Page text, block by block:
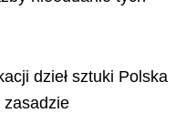
dzieł sztuki Polska
zasadzie